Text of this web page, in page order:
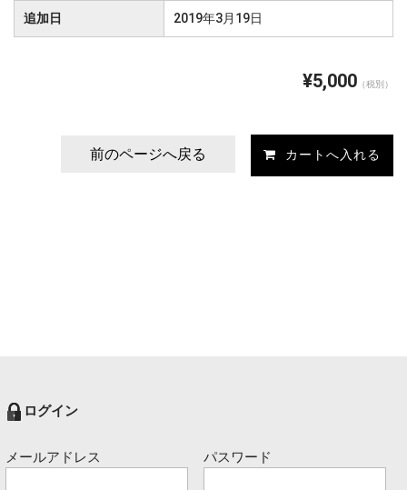
追加日 2019年3月19日
¥5,000 （税別）
前のページへ戻る
ログイン
メールアドレス パスワード